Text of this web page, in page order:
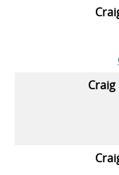
Craig